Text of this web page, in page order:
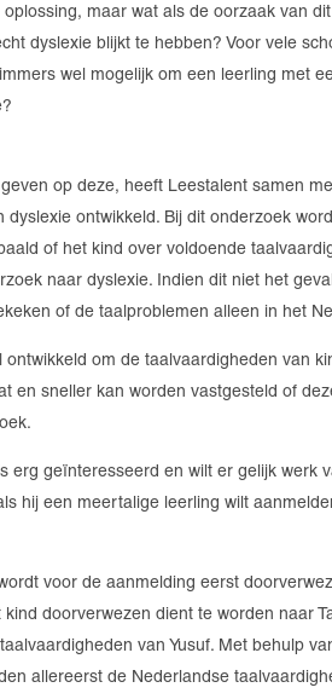
maar wat als de oorzaak van
dyslexie blijkt te hebben? Voor vele
wel mogelijk om een leerling met
op deze, heeft Leestalent samen
dyslexie ontwikkeld. Bij dit onderzoek
of het kind over voldoende
naar dyslexie. Indien dit niet het
of de taalproblemen alleen in het
ontwikkeld om de taalvaardigheden van
en sneller kan worden vastgesteld of
erg geïnteresseerd en wilt er gelijk werk
hij een meertalige leerling wilt
voor de aanmelding eerst
doorverwezen dient te worden naar
van Yusuf. Met behulp
allereerst de Nederlandse